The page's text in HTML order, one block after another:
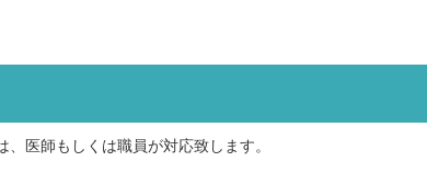
医師もしくは職員が対応致します。